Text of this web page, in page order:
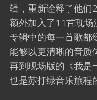
辑，重新诠释了他们
额外加入了11首现场
专辑中的每一首歌都
能够以更清晰的音质
再到现场版的《我是
也是苏打绿音乐旅程